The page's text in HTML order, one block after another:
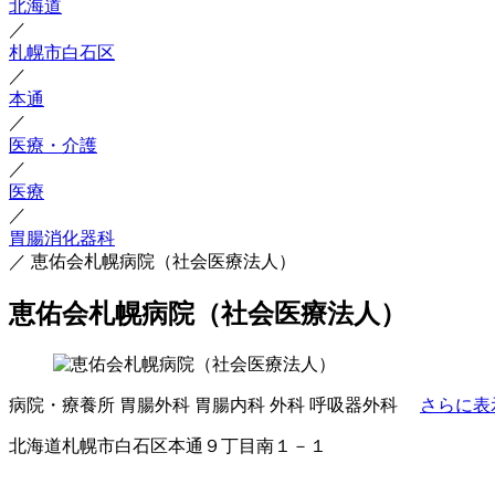
北海道
／
札幌市白石区
／
本通
／
医療・介護
／
医療
／
胃腸消化器科
／ 恵佑会札幌病院（社会医療法人）
恵佑会札幌病院（社会医療法人）
病院・療養所 胃腸外科 胃腸内科 外科 呼吸器外科 さらに表
北海道札幌市白石区本通９丁目南１－１